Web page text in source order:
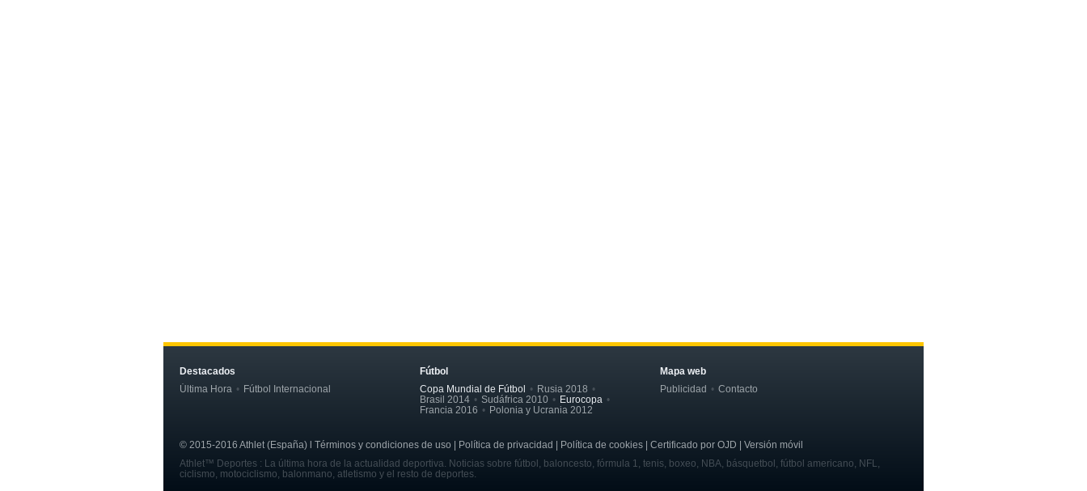
Destacados
Última Hora
Fútbol Internacional
Fútbol
Copa Mundial de Fútbol
Rusia 2018
Brasil 2014
Sudáfrica 2010
Eurocopa
Francia 2016
Polonia y Ucrania 2012
Mapa web
Publicidad
Contacto
© 2015-2016 Athlet (España) l Términos y condiciones de uso | Política de privacidad | Política de cookies | Certificado por OJD | Versión móvil
Athlet™ Deportes : La última hora de la actualidad deportiva. Noticias sobre fútbol, baloncesto, fórmula 1, tenis, boxeo, NBA, básquetbol, fútbol americano, NFL,
ciclismo, motociclismo, balonmano, atletismo y el resto de deportes.